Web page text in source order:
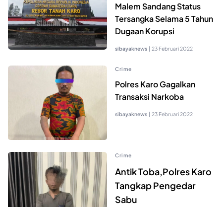
Malem Sandang Status
Tersangka Selama 5 Tahun
Dugaan Korupsi
sibayaknews | 23 Februari 2022
Crime
Polres Karo Gagalkan
Transaksi Narkoba
sibayaknews | 23 Februari 2022
Crime
Antik Toba,Polres Karo
Tangkap Pengedar
Sabu